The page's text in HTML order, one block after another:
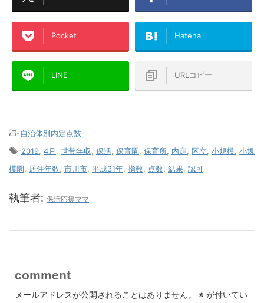
Pocket Hatena
LINE URLコピー
-自治体別内定点数
-2019 4月 世帯年収 保活 保育園 保育所 内定 区立 小規模 小規
模園
居住年数 市川市 平成31年 指数 点数 結果 認可
執筆者: 保活応援ママ
comment
メールアドレスが公開されることはありません。 ※ が付いてい